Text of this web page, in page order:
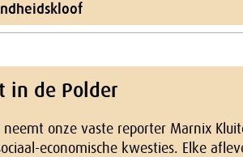
in de Polder
neemt onze vaste reporter Marnix
economische kwesties. Elke